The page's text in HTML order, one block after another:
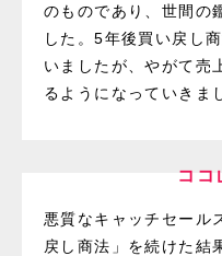
のものであり、世間の
した。5年後買い戻し
いましたが、やがて売
るようになっていきま
ココ
悪質なキャッチセール
戻し商法」を続けた結